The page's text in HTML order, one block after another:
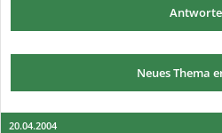
Neues Thema
20.04.2004